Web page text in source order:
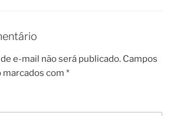
e-mail não será publicado. Campos
com *